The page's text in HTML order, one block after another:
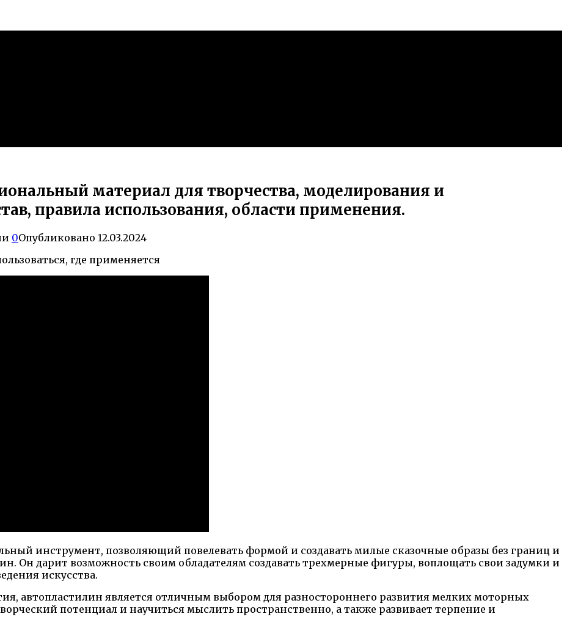
материал для творчества, моделирования и
правила использования, области применения.
0Опубликовано 12.03.2024
инструмент, позволяющий повелевать формой и создавать милые сказочные образы без границ и
Он дарит возможность своим обладателям создавать трехмерные фигуры, воплощать свои задумки и
искусства.
автопластилин является отличным выбором для разностороннего развития мелких моторных
потенциал и научиться мыслить пространственно, а также развивает терпение и